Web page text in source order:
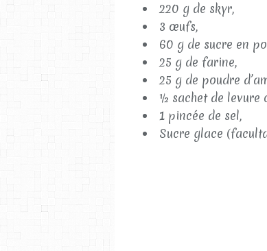
220 g de skyr,
3 œufs,
60 g de sucre en
25 g de farine,
25 g de poudre
½ sachet de levure
1 pincée de sel,
Sucre glace